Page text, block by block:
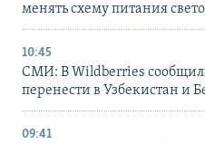
менять схему питания
10:45
СМИ: В Wildberries
перенести в Узбекистан и
09:41